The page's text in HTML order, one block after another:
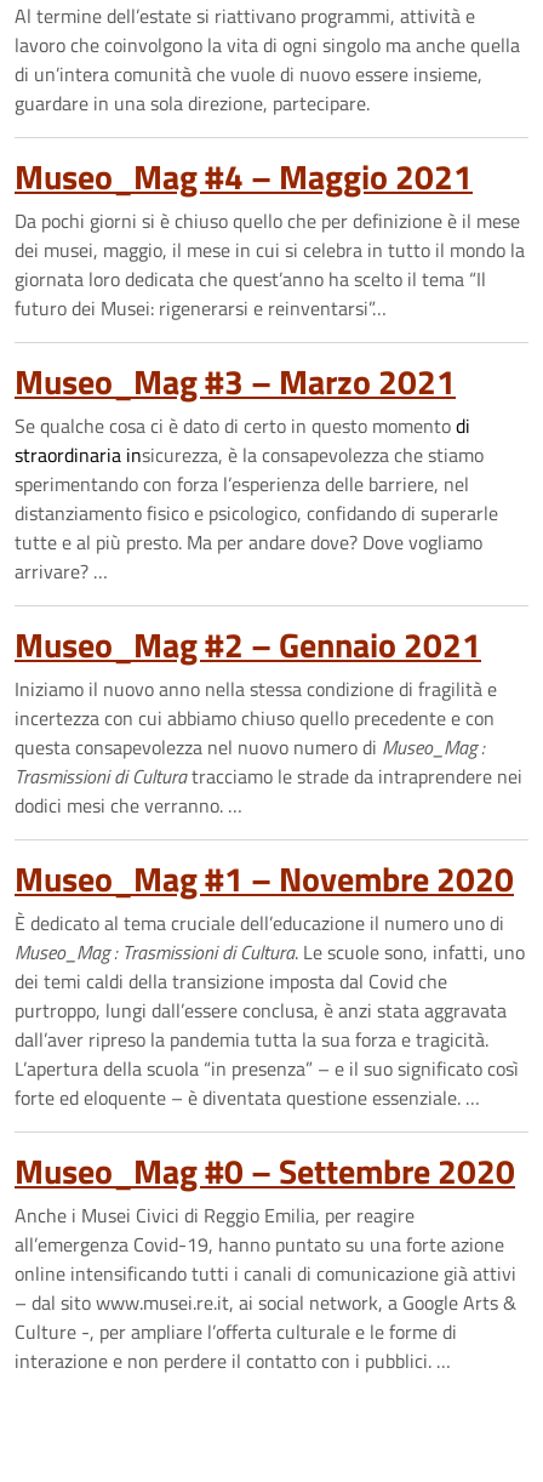
Al termine dell’estate si riattivano programmi, attività e
lavoro che coinvolgono la vita di ogni singolo ma anche quella
di un’intera comunità che vuole di nuovo essere insieme,
guardare in una sola direzione, partecipare.
Museo_Mag #4 – Maggio 2021
Da pochi giorni si è chiuso quello che per definizione è il mese
dei musei, maggio, il mese in cui si celebra in tutto il mondo la
giornata loro dedicata che quest’anno ha scelto il tema “Il
futuro dei Musei: rigenerarsi e reinventarsi”…
Museo_Mag #3 – Marzo 2021
Se qualche cosa ci è dato di certo in questo momentodi
straordinaria insicurezza, è la consapevolezza che stiamo
sperimentando con forza l’esperienza delle barriere, nel
distanziamento fisico e psicologico, confidando di superarle
tutte e al più presto. Ma per andare dove? Dove vogliamo
arrivare? …
Museo_Mag #2 – Gennaio 2021
Iniziamo il nuovo anno nella stessa condizione di fragilità e
incertezza con cui abbiamo chiuso quello precedente e con
questa consapevolezza nel nuovo numero di Museo_Mag :
Trasmissioni di Culturatracciamo le strade da intraprendere nei
dodici mesi che verranno. …
Museo_Mag #1 – Novembre 2020
È dedicato al tema cruciale dell’educazione il numero uno di
Museo_Mag : Trasmissioni di Cultura. Le scuole sono, infatti, uno
dei temi caldi della transizione imposta dal Covid che
purtroppo, lungi dall’essere conclusa, è anzi stata aggravata
dall’aver ripreso la pandemia tutta la sua forza e tragicità.
L’apertura della scuola “in presenza” – e il suo significato così
forte ed eloquente – è diventata questione essenziale. …
Museo_Mag #0 – Settembre 2020
Anche i Musei Civici di Reggio Emilia, per reagire
all’emergenza Covid-19, hanno puntato su una forte azione
online intensificando tutti i canali di comunicazione già attivi
– dal sito www.musei.re.it, ai social network, a Google Arts &
Culture -, per ampliare l’offerta culturale e le forme di
interazione e non perdere il contatto con i pubblici. …